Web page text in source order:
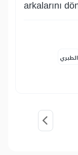
arkalarını
الطبري